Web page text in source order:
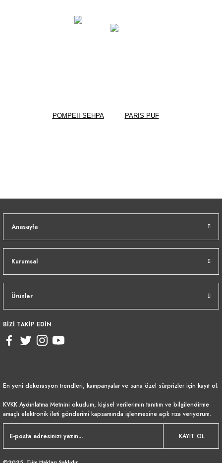
POMPEII SEHPA PARIS PUF
Anasayfa
Kurumsal
Ürünler
BİZİ TAKİP EDİN
En yeni dekorasyon trendleri, kampanyalar ve sana özel sürprizler için kayıt ol.
KVKK Aydınlatma Metnini okudum, kişisel verilerimin tanıtım ve bilgilendirme
amaçlı elektronik ileti gönderimi kapsamında işlenmesine açık rıza veriyorum.
KAYIT OL